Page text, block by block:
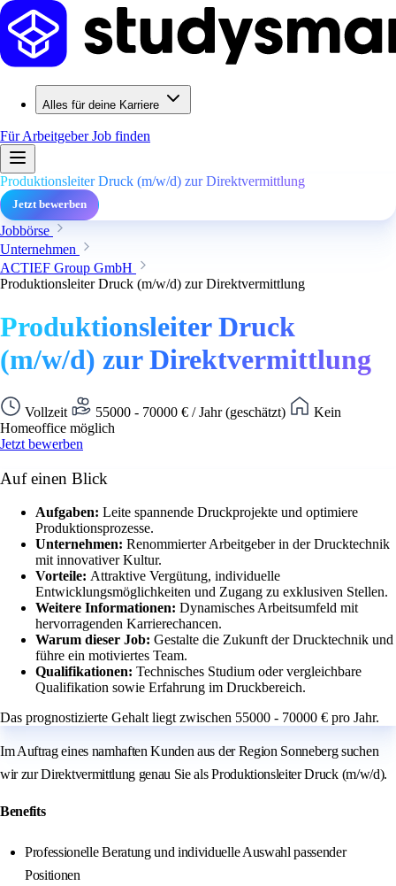
Alles für deine Karriere
Für ArbeitgeberJob finden
Produktionsleiter Druck (m/w/d) zur Direktvermittlung
Jetzt bewerben
Jobbörse
Unternehmen
ACTIEF Group GmbH
Produktionsleiter Druck (m/w/d) zur Direktvermittlung
Produktionsleiter Druck
(m/w/d) zur Direktvermittlung
Vollzeit 55000 - 70000 € / Jahr (geschätzt)
Kein
Homeoffice möglich
Jetzt bewerben
Auf einen Blick
Aufgaben: Leite spannende Druckprojekte und optimiere
Produktionsprozesse.
Unternehmen: Renommierter Arbeitgeber in der Drucktechnik
mit innovativer Kultur.
Vorteile: Attraktive Vergütung, individuelle
Entwicklungsmöglichkeiten und Zugang zu exklusiven Stellen.
Weitere Informationen: Dynamisches Arbeitsumfeld mit
hervorragenden Karrierechancen.
Warum dieser Job: Gestalte die Zukunft der Drucktechnik und
führe ein motiviertes Team.
Qualifikationen: Technisches Studium oder vergleichbare
Qualifikation sowie Erfahrung im Druckbereich.
Das prognostizierte Gehalt liegt zwischen 55000 - 70000 € pro Jahr.
Im Auftrag eines namhaften Kunden aus der Region Sonneberg suchen
wir zur Direktvermittlung genau Sie als Produktionsleiter Druck (m/w/d).
Benefits
Professionelle Beratung und individuelle Auswahl passender
Positionen